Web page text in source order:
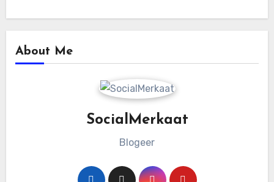
About Me
SocialMerkaat
Blogeer